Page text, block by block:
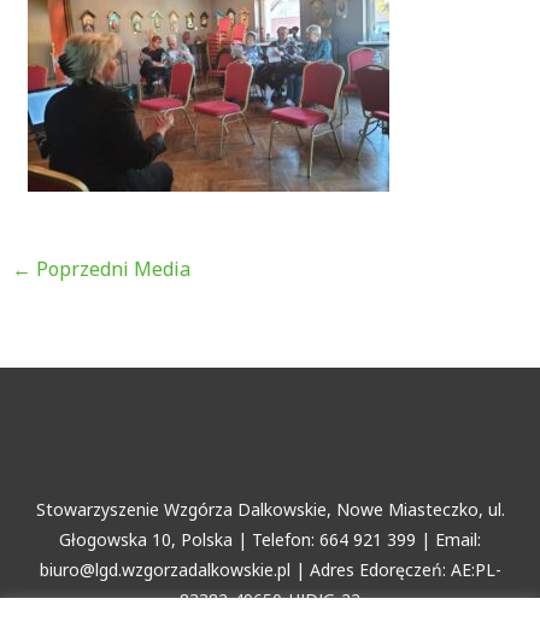
← Poprzedni Media
Stowarzyszenie Wzgórza Dalkowskie, Nowe Miasteczko, ul.
Głogowska 10, Polska | Telefon: 664 921 399 | Email:
biuro@lgd.wzgorzadalkowskie.pl | Adres Edoręczeń: AE:PL-
83382-49650-HJDJG-22